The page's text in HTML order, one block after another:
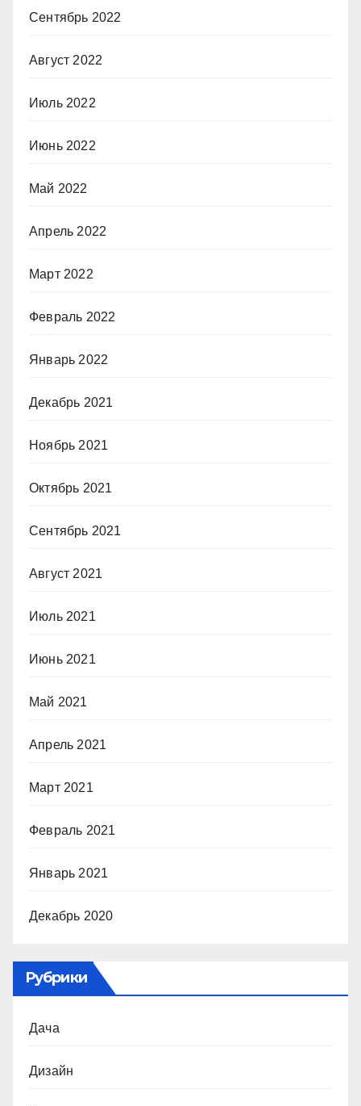
Сентябрь 2022
Август 2022
Июль 2022
Июнь 2022
Май 2022
Апрель 2022
Март 2022
Февраль 2022
Январь 2022
Декабрь 2021
Ноябрь 2021
Октябрь 2021
Сентябрь 2021
Август 2021
Июль 2021
Июнь 2021
Май 2021
Апрель 2021
Март 2021
Февраль 2021
Январь 2021
Декабрь 2020
Рубрики
Дача
Дизайн